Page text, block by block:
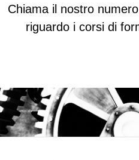
Chiama il nostro
riguardo i corsi di